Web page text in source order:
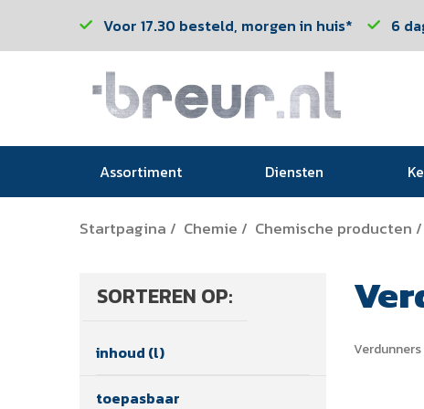
Voor 17.30 besteld, morgen in huis* 6
Assortiment Diensten
Startpagina / Chemie / Chemische producten /
SORTEREN OP:
inhoud (l)
toepasbaar
Verdunners